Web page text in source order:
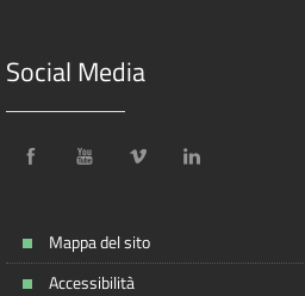
Social Media
Mappa del sito
Accessibilità